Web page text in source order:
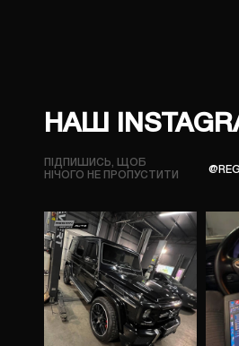
НАШ
ПІДПИШИСЬ, ЩОБ
НІЧОГО НЕ ПРОПУСТИТИ